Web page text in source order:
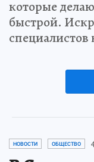
которые
быстрой.
НОВОСТИ ОБЩЕСТВО